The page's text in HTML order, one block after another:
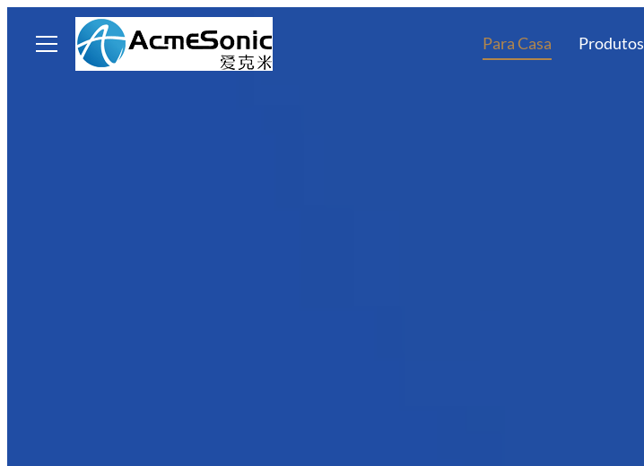
Para Casa Produtos